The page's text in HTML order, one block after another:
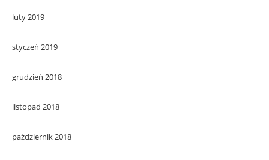
luty 2019
styczeń 2019
grudzień 2018
listopad 2018
październik 2018